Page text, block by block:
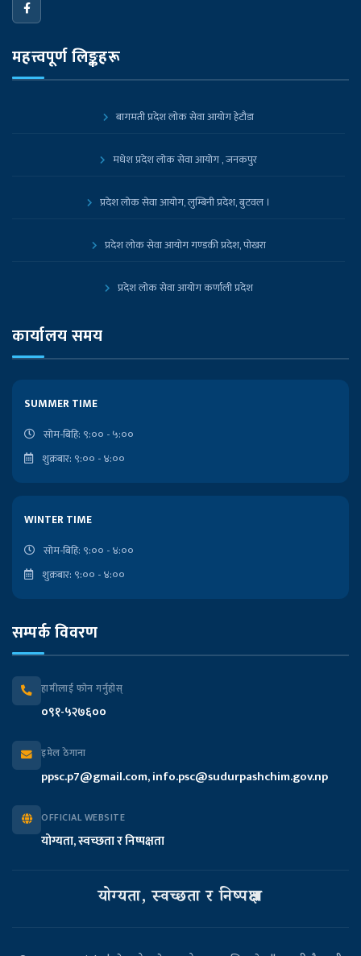
महत्त्वपूर्ण लिङ्कहरू
बागमती प्रदेश लोक सेवा आयोग हेटौडा
मधेश प्रदेश लोक सेवा आयोग , जनकपुर
प्रदेश लोक सेवा आयोग, लुम्बिनी प्रदेश, बुटवल ।
प्रदेश लोक सेवा आयोग गण्डकी प्रदेश, पोखरा
प्रदेश लोक सेवा आयोग कर्णाली प्रदेश
प्रदेश लोक सेवा आयोग, कोशी प्रदेश, विराटनगर
भौतिक पूर्वाधार विकास मन्त्रालय
सामाजिक विकास मन्त्रालय
कार्यालय समय
SUMMER TIME
सोम-बिहि: ९:०० - ५:००
शुक्रबार: ९:०० - ४:००
WINTER TIME
सोम-बिहि: ९:०० - ४:००
शुक्रबार: ९:०० - ४:००
सम्पर्क विवरण
हामीलाई फोन गर्नुहोस्
०९१-५२७६००
इमेल ठेगाना
ppsc.p7@gmail.com, info.psc@sudurpashchim.gov.np
OFFICIAL WEBSITE
योग्यता, स्वच्छता र निष्पक्षता
योग्यता, स्वच्छता र निष्पक्षता